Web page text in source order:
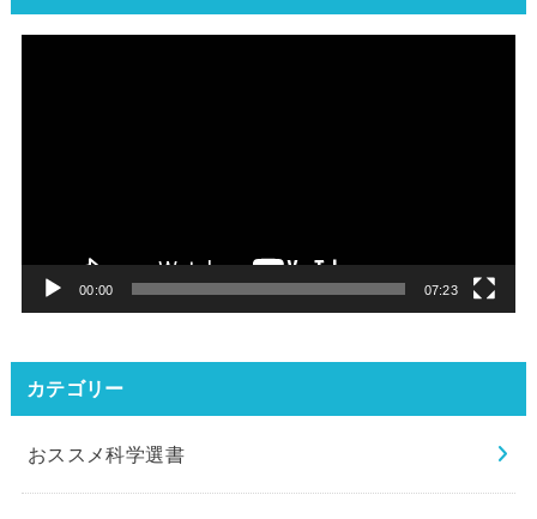
00:00 07:23
カテゴリー
おススメ科学選書